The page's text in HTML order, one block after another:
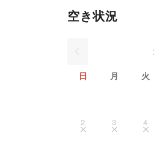
空き状況
日 月 火
2 3 4